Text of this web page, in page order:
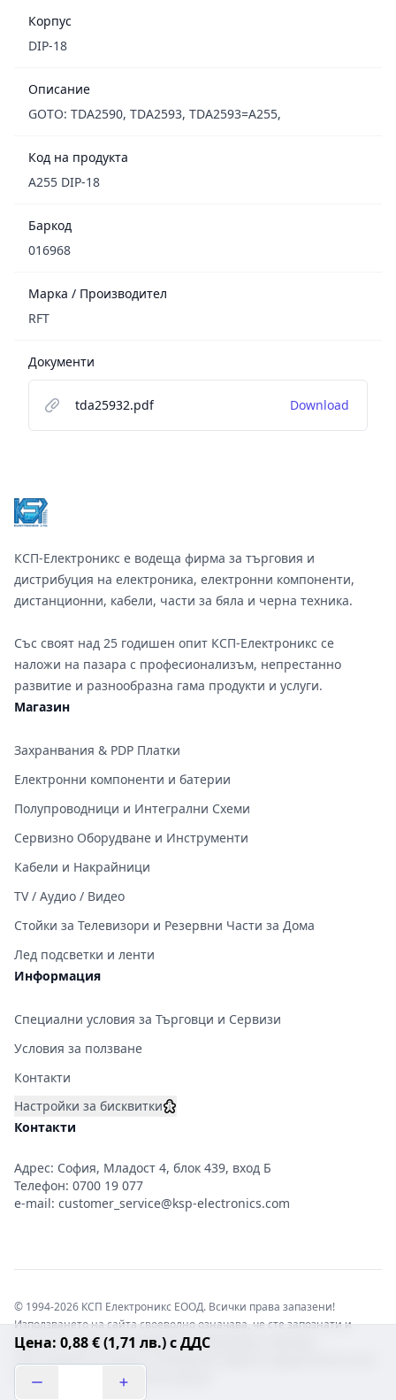
Цена: 0,88 € (1,71 лв.) с ДДС
Корпус
DIP-18
Описание
GOTO: TDA2590, TDA2593, TDA2593=A255,
Код на продукта
A255 DIP-18
Баркод
016968
Марка / Производител
RFT
Документи
tda25932.pdf Download
КСП-Електроникс е водеща фирма за търговия и
дистрибуция на електроника, електронни компоненти,
дистанционни, кабели, части за бяла и черна техника.
Със своят над 25 годишен опит КСП-Електроникс се
наложи на пазара с професионализъм, непрестанно
развитие и разнообразна гама продукти и услуги.
Магазин
Захранвания & PDP Платки
Електронни компоненти и батерии
Полупроводници и Интегрални Схеми
Сервизно Оборудване и Инструменти
Кабели и Накрайници
TV / Аудио / Видео
Стойки за Телевизори и Резервни Части за Дома
Лед подсветки и ленти
Информация
Специални условия за Търговци и Сервизи
Условия за ползване
Контакти
Настройки за бисквитки
Контакти
Адрес: София, Младост 4, блок 439, вход Б
Телефон: 0700 19 077
e-mail: customer_service@ksp-electronics.com
© 1994-2026 КСП Електроникс ЕООД. Всички права запазени!
Използването на сайта своеволно означава, че сте запознати и
съгласни с правната информация обвързваща софтуера.
отговорност с цялата сила на закона!